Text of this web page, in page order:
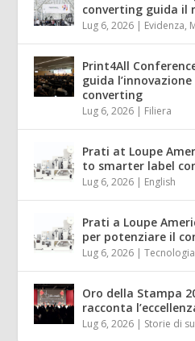
converting guida il
Lug 6, 2026 | Evidenza,
Print4All
guida
converting
Lug 6, 2026 | Filiera
Prati at Loupe
to smarter label
Lug 6, 2026 | English
Prati a Loupe
per potenziare il
Lug 6, 2026 |Tecnologia
Oro della Stampa
racconta
Lug 6, 2026 | Storie di